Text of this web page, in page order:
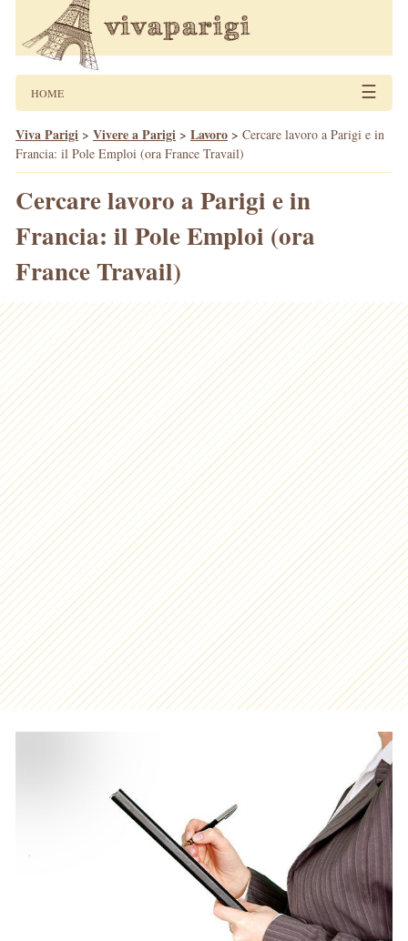
HOME ☰
Viva Parigi > Vivere a Parigi > Lavoro > Cercare lavoro a Parigi e in
Francia: il Pole Emploi (ora France Travail)
Cercare lavoro a Parigi e in
Francia: il Pole Emploi (ora
France Travail)